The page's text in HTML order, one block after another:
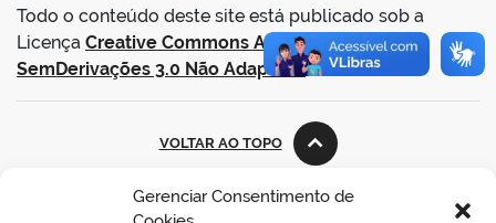
Gerenciar Consentimento de
Todo o conteúdo deste site está publicado sob a
Licença Creative Commons Atribuição-
SemDerivações 3.0 Não Adaptada.
VOLTAR AO TOPO